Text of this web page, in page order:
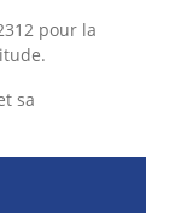
pour la
sa